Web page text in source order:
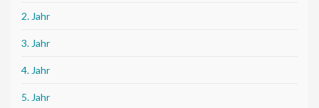
2. Jahr
3. Jahr
4. Jahr
5. Jahr